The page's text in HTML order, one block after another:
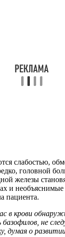
слабостью,
головной
железы
и
пациента.
в крови
базофилов, не
думая о